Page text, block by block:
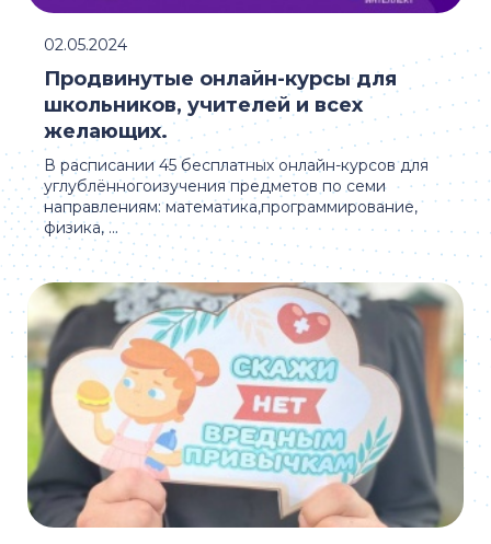
В расписании 45 бесплатных онлайн-курсов для
углублённогоизучения предметов по семи
направлениям: математика,программирование,
физика, ...
Продвинутые онлайн-курсы для
школьников, учителей и всех
желающих.
02.05.2024